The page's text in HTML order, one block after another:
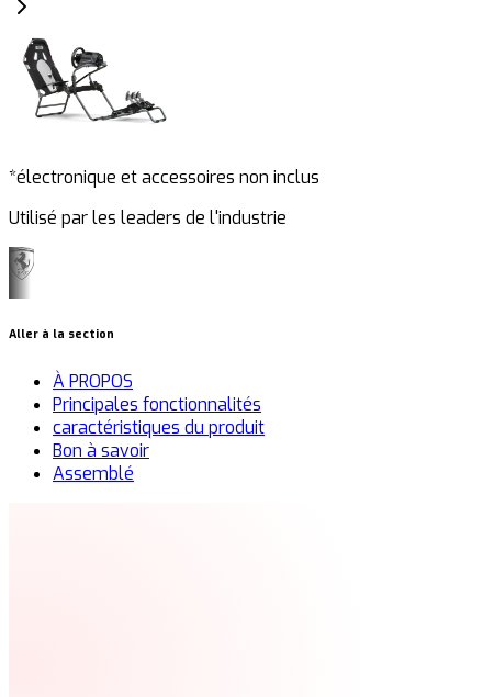
*électronique et accessoires non inclus
Utilisé par les leaders de l'industrie
Aller à la section
À PROPOS
Principales fonctionnalités
caractéristiques du produit
Bon à savoir
Assemblé